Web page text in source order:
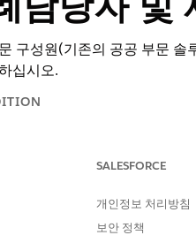
구성원(기존의 공공 부문
십시오.
업데이트되지 않습니다.
원에 대해 승인된 제공자를
SALESFORCE
개인정보 처리방침
보안 정책